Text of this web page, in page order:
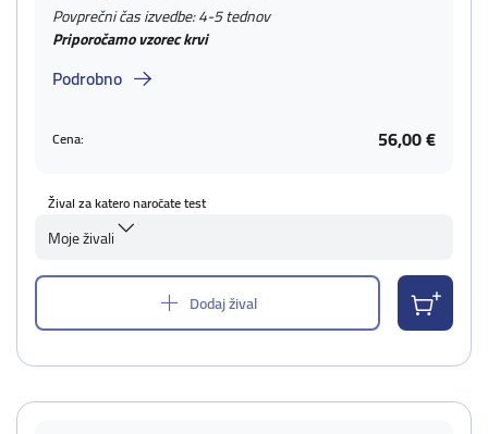
Povprečni čas izvedbe: 4-5 tednov
Priporočamo vzorec krvi
Podrobno
Cena: 56,00 €
Žival za katero naročate test
Moje živali
Dodaj žival